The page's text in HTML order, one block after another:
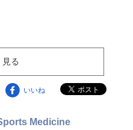
る
いいね
Medicine